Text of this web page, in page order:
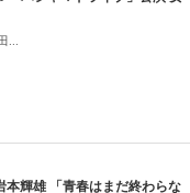
...
本輝雄 「青春はまだ終わらな